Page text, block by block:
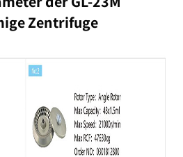
Zentrifuge